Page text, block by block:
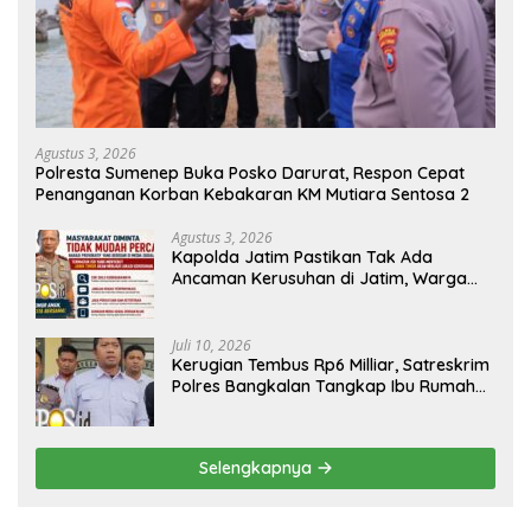
Agustus 3, 2026
Polresta Sumenep Buka Posko Darurat, Respon Cepat
Penanganan Korban Kebakaran KM Mutiara Sentosa 2
Agustus 3, 2026
Kapolda Jatim Pastikan Tak Ada
Ancaman Kerusuhan di Jatim, Warga
Juli 10, 2026
Kerugian Tembus Rp6 Milliar, Satreskrim
Polres Bangkalan Tangkap Ibu Rumah
Selengkapnya